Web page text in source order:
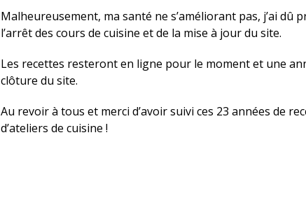
Malheureusement, ma santé ne s’améliorant pas, j’ai dû
l’arrêt des cours de cuisine et de la mise à jour du site.
Les recettes resteront en ligne pour le moment et une
clôture du site.
Au revoir à tous et merci d’avoir suivi ces 23 années de
d’ateliers de cuisine !